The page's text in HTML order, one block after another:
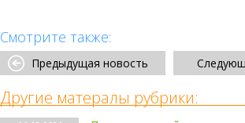
Смотрите также:
Предыдущая новость
Другие матералы рубрики: